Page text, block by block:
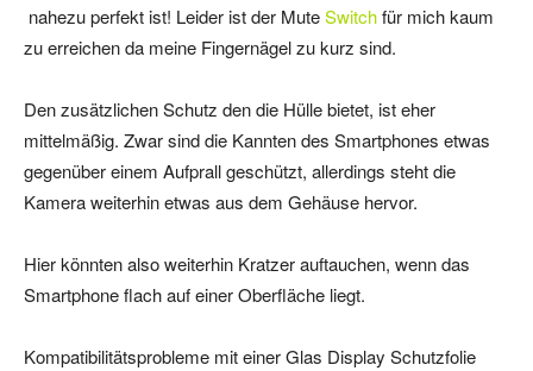
nahezu perfekt ist! Leider ist der MuteSwitchfür mich kaum
zu erreichen da meine Fingernägel zu kurz sind.
Den zusätzlichen Schutz den die Hülle bietet, ist eher
mittelmäßig. Zwar sind die Kannten des Smartphones etwas
gegenüber einem Aufprall geschützt, allerdings steht die
Kamera weiterhin etwas aus dem Gehäuse hervor.
Hier könnten also weiterhin Kratzer auftauchen, wenn das
Smartphone flach auf einer Oberfläche liegt.
Kompatibilitätsprobleme mit einer Glas Display Schutzfolie